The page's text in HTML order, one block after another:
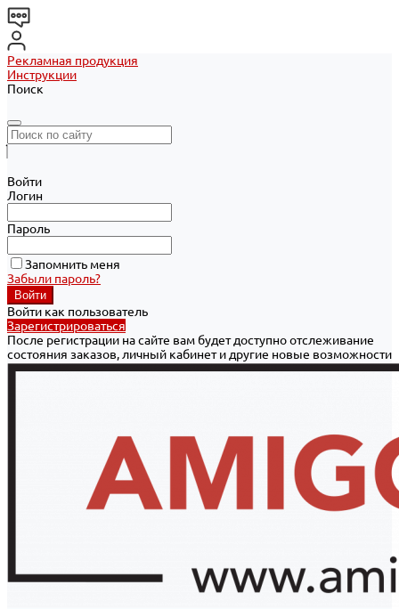
Рекламная продукция
Инструкции
Поиск
Войти
Логин
Пароль
Запомнить меня
Забыли пароль?
Войти как пользователь
Зарегистрироваться
После регистрации на сайте вам будет доступно отслеживание
состояния заказов, личный кабинет и другие новые возможности